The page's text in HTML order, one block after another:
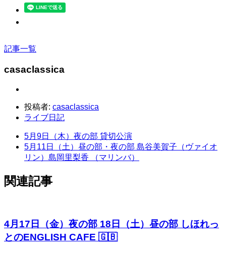
記事一覧
casaclassica
投稿者: casaclassica
ライブ日記
5月9日（木）夜の部 貸切公演
5月11日（土）昼の部・夜の部 島谷美賀子（ヴァイオ
リン）島岡里梨香 （マリンバ）
関連記事
4月17日（金）夜の部 18日（土）昼の部 しほれっ
とのENGLISH CAFE 🇬🇧